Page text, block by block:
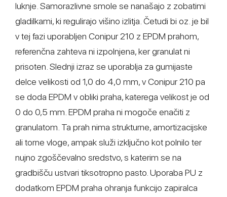
luknje. Samorazlivne smole se nanašajo z zobatimi
gladilkami, ki regulirajo višino izlitja. Četudi bi oz. je bil
v tej fazi uporabljen Conipur 210 z EPDM prahom,
referenčna zahteva ni izpolnjena, ker granulat ni
prisoten. Slednji izraz se uporablja za gumijaste
delce velikosti od 1,0 do 4,0 mm, v Conipur 210 pa
se doda EPDM v obliki praha, katerega velikost je od
0 do 0,5 mm. EPDM praha ni mogoče enačiti z
granulatom. Ta prah nima strukturne, amortizacijske
ali torne vloge, ampak služi izključno kot polnilo ter
nujno zgoščevalno sredstvo, s katerim se na
gradbišču ustvari tiksotropno pasto. Uporaba PU z
dodatkom EPDM praha ohranja funkcijo zapiralca